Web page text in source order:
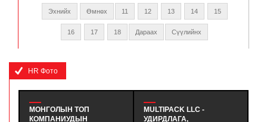
тусламж дэмжлэг үзүүлж байх ёстой.
Эхнийх Өмнөх 11 12 13 14 15
16 17 18 Дараах Сүүлийнх
HR Фото
МОНГОЛЫН ТОП
КОМПАНИУДЫН
MULTIPACK LLC -
УДИРДЛАГА,